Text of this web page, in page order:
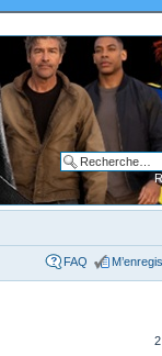
FAQ